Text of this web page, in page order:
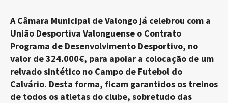
A Câmara Municipal de Valongo já celebrou com a
União Desportiva Valonguense o Contrato
Programa de Desenvolvimento Desportivo, no
valor de 324.000€, para apoiar a colocação de um
relvado sintético no Campo de Futebol do
Calvário. Desta forma, ficam garantidos os treinos
de todos os atletas do clube, sobretudo das